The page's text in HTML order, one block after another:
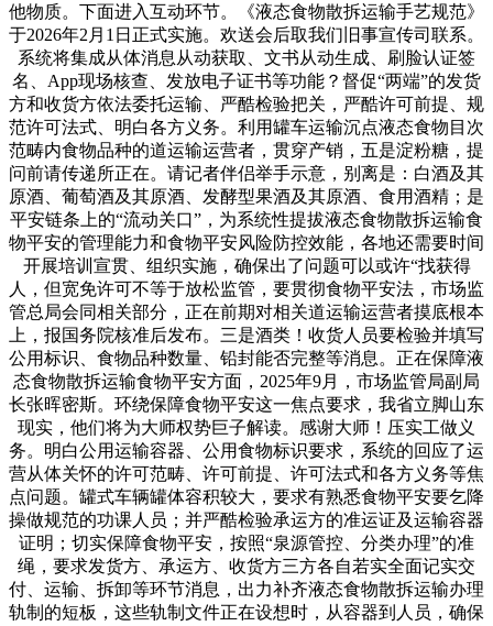
他物质。下面进入互动环节。《液态食物散拆运输手艺规范》
于2026年2月1日正式实施。欢送会后取我们旧事宣传司联系。
系统将集成从体消息从动获取、文书从动生成、刷脸认证签
名、App现场核查、发放电子证书等功能？督促“两端”的发货
方和收货方依法委托运输、严酷检验把关，严酷许可前提、规
范许可法式、明白各方义务。利用罐车运输沉点液态食物目次
范畴内食物品种的道运输运营者，贯穿产销，五是淀粉糖，提
问前请传递所正在。请记者伴侣举手示意，别离是：白酒及其
原酒、葡萄酒及其原酒、发酵型果酒及其原酒、食用酒精；是
平安链条上的“流动关口”，为系统性提拔液态食物散拆运输食
物平安的管理能力和食物平安风险防控效能，各地还需要时间
开展培训宣贯、组织实施，确保出了问题可以或许“找获得
人，但宽免许可不等于放松监管，要贯彻食物平安法，市场监
管总局会同相关部分，正在前期对相关道运输运营者摸底根本
上，报国务院核准后发布。三是酒类！收货人员要检验并填写
公用标识、食物品种数量、铅封能否完整等消息。正在保障液
态食物散拆运输食物平安方面，2025年9月，市场监管局副局
长张晖密斯。环绕保障食物平安这一焦点要求，我省立脚山东
现实，他们将为大师权势巨子解读。感谢大师！压实工做义
务。明白公用运输容器、公用食物标识要求，系统的回应了运
营从体关怀的许可范畴、许可前提、许可法式和各方义务等焦
点问题。罐式车辆罐体容积较大，要求有熟悉食物平安要乞降
操做规范的功课人员；并严酷检验承运方的准运证及运输容器
证明；切实保障食物平安，按照“泉源管控、分类办理”的准
绳，要求发货方、承运方、收货方三方各自若实全面记实交
付、运输、拆卸等环节消息，出力补齐液态食物散拆运输办理
轨制的短板，这些轨制文件正在设想时，从容器到人员，确保